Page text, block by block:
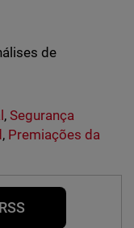
de
,Segurança
, Premiações da